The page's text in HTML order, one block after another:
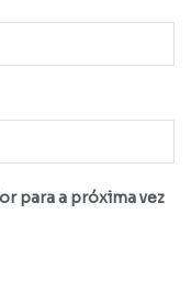
para a próxima vez